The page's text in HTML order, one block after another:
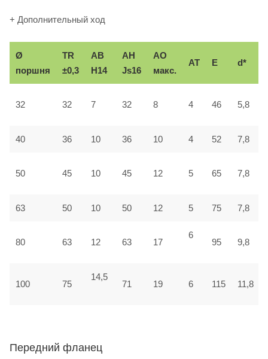
+ Дополнительный ход
Ø
поршня
TR
±0,3
AB
H14
AH
Js16
АО
макс.
AT E d*
32 32 7 32 8 4 46 5,8
40 36 10 36 10 4 52 7,8
50 45 10 45 12 5 65 7,8
63 50 10 50 12 5 75 7,8
80 63 12 63 17
6
95 9,8
100 75
14,5
71 19 6 115 11,8
Передний фланец